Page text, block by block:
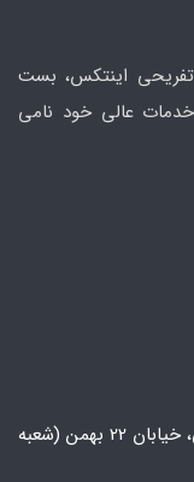
تفریحی اینتکس، بست
عالی خود نامی
تهران، پونک، خیابان ایران زمین جنوبی، خیابان 22 بهمن (شعبه